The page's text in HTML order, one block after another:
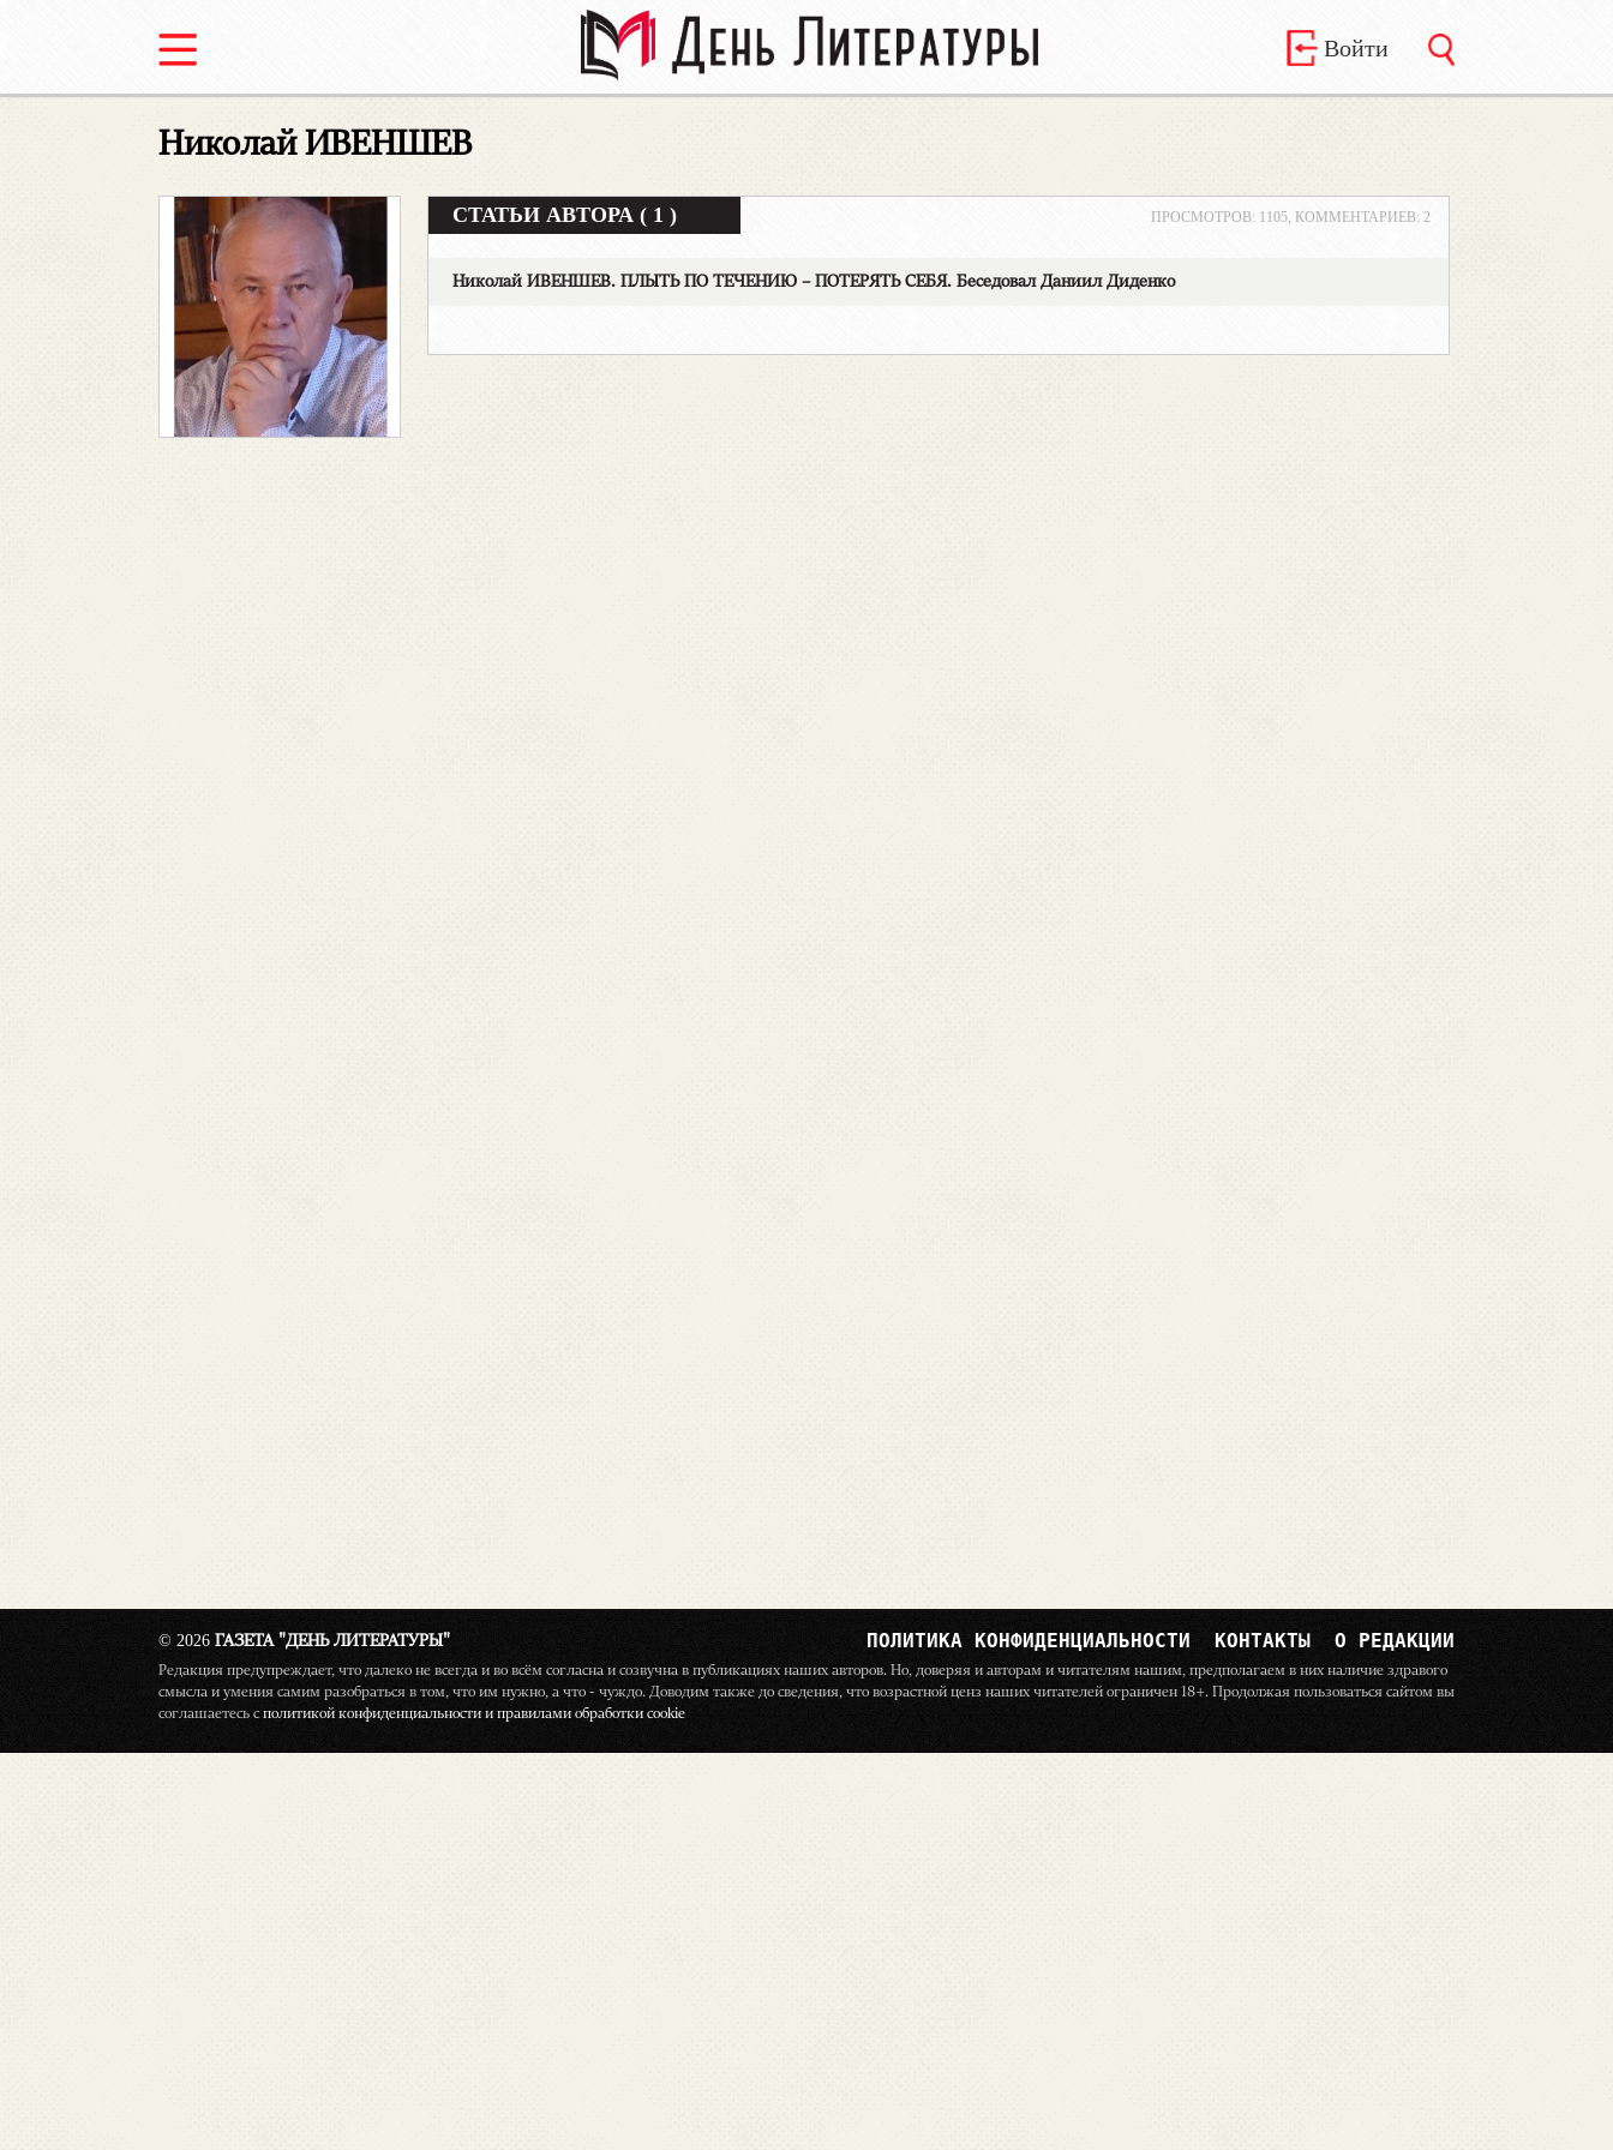
Войти
Николай ИВЕНШЕВ
ПРОСМОТРОВ: 1105, КОММЕНТАРИЕВ: 2
СТАТЬИ АВТОРА ( 1 )
Николай ИВЕНШЕВ. ПЛЫТЬ ПО ТЕЧЕНИЮ – ПОТЕРЯТЬ СЕБЯ. Беседовал Даниил Диденко
© 2026 ГАЗЕТА "ДЕНЬ ЛИТЕРАТУРЫ" О РЕДАКЦИИ
КОНТАКТЫ
ПОЛИТИКА КОНФИДЕНЦИАЛЬНОСТИ
Редакция предупреждает, что далеко не всегда и во всём согласна и созвучна в публикациях наших авторов. Но, доверяя и авторам и читателям нашим, предполагаем в них наличие здравого
смысла и умения самим разобраться в том, что им нужно, а что - чуждо. Доводим также до сведения, что возрастной ценз наших читателей ограничен 18+. Продолжая пользоваться сайтом вы
соглашаетесь сполитикой конфиденциальности и правилами обработки cookie